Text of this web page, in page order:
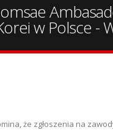
w Polsce -
że zgłoszenia na